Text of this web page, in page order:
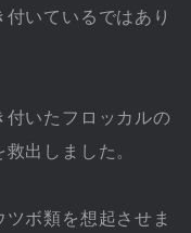
いているではあり
付いたフロッカルの
出しました。
ボ類を想起させま